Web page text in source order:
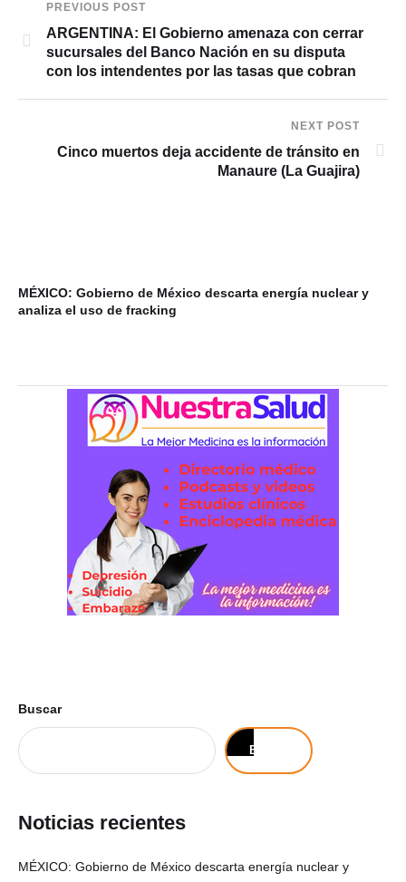
PREVIOUS POST
ARGENTINA: El Gobierno amenaza con cerrar
sucursales del Banco Nación en su disputa
con los intendentes por las tasas que cobran
NEXT POST
Cinco muertos deja accidente de tránsito en
Manaure (La Guajira)
MÉXICO: Gobierno de México descarta energía nuclear y
analiza el uso de fracking
Buscar
Buscar
Noticias recientes
MÉXICO: Gobierno de México descarta energía nuclear y